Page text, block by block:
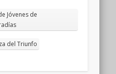
Jóvenes de
del Triunfo